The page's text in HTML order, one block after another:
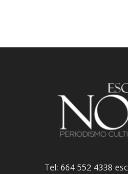
Tel: 664 552 4338